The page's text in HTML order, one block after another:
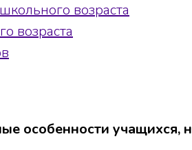
возраста
возраста
особенности учащихся,